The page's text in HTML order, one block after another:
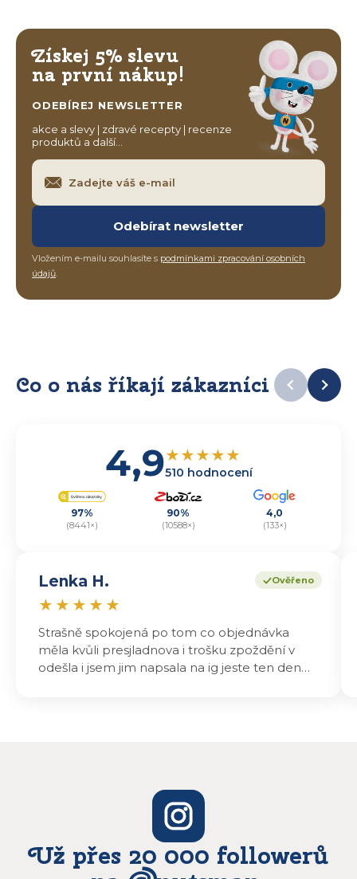
Získej 5% slevu
na první nákup!
ODEBÍREJ NEWSLETTER
akce a slevy | zdravé recepty | recenze
produktů a další…
Odebírat newsletter
Vložením e-mailu souhlasíte s podmínkami zpracování osobních
údajů.
Co o nás říkají zákazníci
4,9★★★★★
510 hodnocení
97%
(8441×)
90%
(10588×)
4,0
(133×)
Ověřeno
Lenka H.
★ ★ ★ ★ ★
Strašně spokojená po tom co objednávka
měla kvůli presjladnova i trošku zpoždění v
odešla i jsem jim napsala na ig jeste ten den
Už přes 20 000 followerů